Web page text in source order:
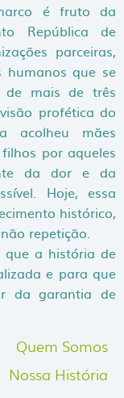
é fruto da
República de
parceiras,
humanos que se
de mais de três
profética do
acolheu mães
por aqueles
da dor e da
Hoje, essa
histórico,
repetição.
que a história de
e para que
da garantia de
Quem Somos
Nossa História